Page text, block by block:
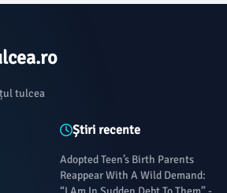
tulcea
Știri recente
Adopted Teen’s Birth Parents
Reappear With A Wild Demand: